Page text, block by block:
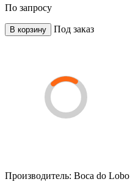
По запросу
В корзину Под заказ
Производитель: Boca do Lobo